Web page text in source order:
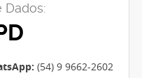
Dados:
(54) 9 9662-2602